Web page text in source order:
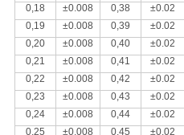
0,18
±0.008 0,38 ±0.02
0,19
±0.008 0,39 ±0.02
0,20
±0.008 0,40 ±0.02
0,21
±0.008 0,41 ±0.02
0,22
±0.008 0,42 ±0.02
0,23
±0.008 0,43 ±0.02
0,24
±0.008 0,44 ±0.02
0,25
±0.008 0,45 ±0.02